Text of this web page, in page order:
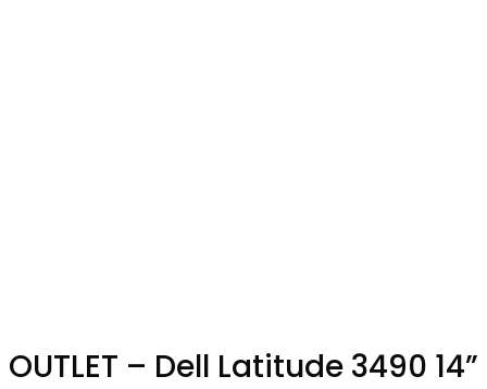
OUTLET – Dell Latitude 3490 14”